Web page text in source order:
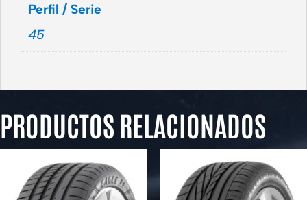
Perfil / Serie
45
PRODUCTOS RELACIONADOS